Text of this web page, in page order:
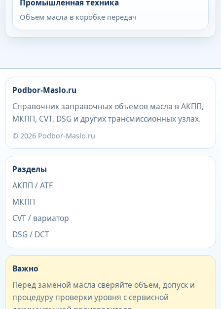
Промышленная техника
Объем масла в коробке передач
Podbor-Maslo.ru
Справочник заправочных объемов масла в АКПП,
МКПП, CVT, DSG и других трансмиссионных узлах.
© 2026 Podbor-Maslo.ru
Разделы
АКПП / ATF
МКПП
CVT / вариатор
DSG / DCT
Важно
Перед заменой масла сверяйте объем, допуск и
процедуру проверки уровня с сервисной